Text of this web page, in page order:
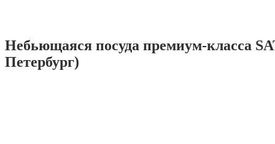
Небьющаяся посуда премиум-класса
Петербург)